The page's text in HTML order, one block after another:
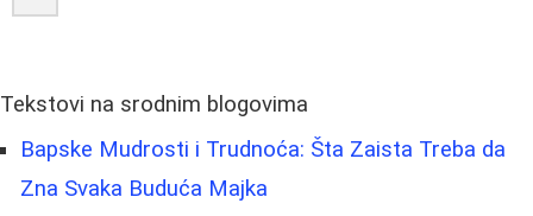
Tekstovi na srodnim blogovima
Bapske Mudrosti i Trudnoća: Šta Zaista Treba da
Zna Svaka Buduća Majka